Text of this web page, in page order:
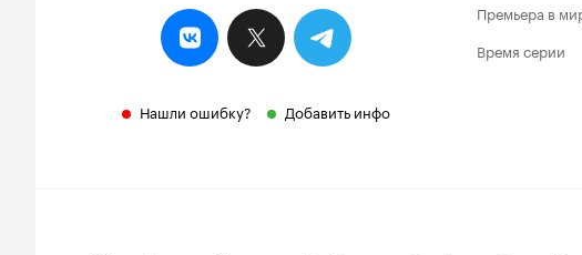
Нашли ошибку? Добавить инфо
Премьера в
Время серии